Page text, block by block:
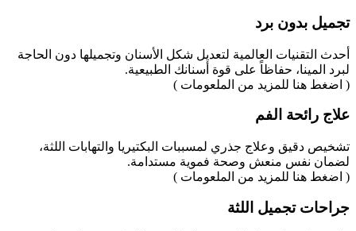
تجميل بدون برد
أحدث التقنيات العالمية لتعديل شكل الأسنان وتجميلها دون الحاجة
لبرد المينا، حفاظاً على قوة أسنانك الطبيعية.
( اضغط هنا للمزيد من الملعومات )
علاج رائحة الفم
تشخيص دقيق وعلاج جذري لمسببات البكتيريا والتهابات اللثة،
لضمان نفس منعش وصحة فموية مستدامة.
( اضغط هنا للمزيد من الملعومات )
جراحات تجميل اللثة